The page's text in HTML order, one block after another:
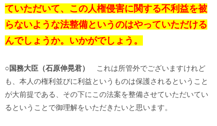
ていただいて、この人権侵害に関する不利益を被
らないような法整備というのはやっていただける
んでしょうか。いかがでしょう。
○国務大臣（石原伸晃君）
これは所管外でございますけれど
も、本人の権利並びに利益というものは保護されるということ
が大前提である、その下にこの法案を整備させていただいてい
るということで御理解をいただきたいと思います。